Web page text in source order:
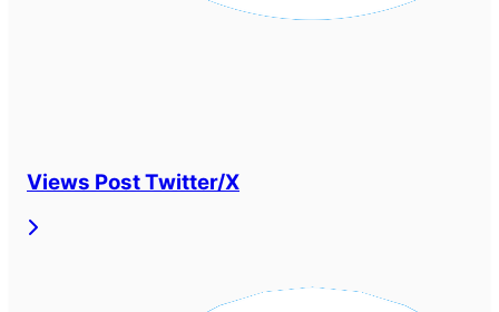
Views Post Twitter/X